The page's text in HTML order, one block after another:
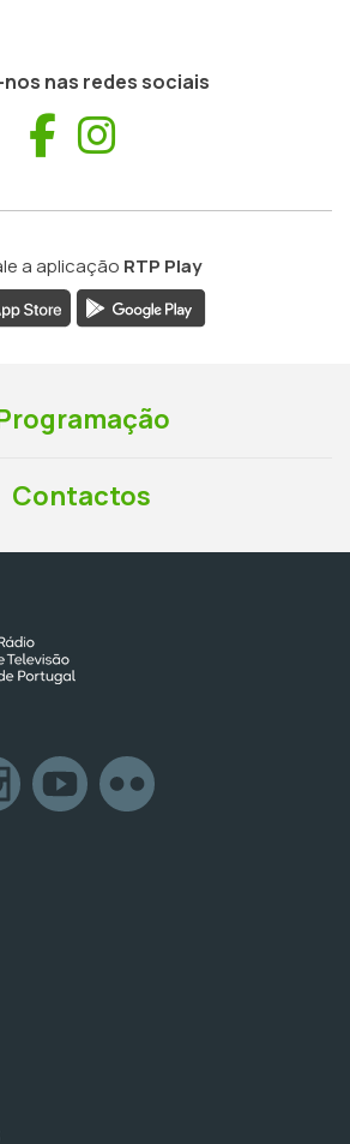
nas redes sociais
Facebook
a aplicação RTP Play
Contactos